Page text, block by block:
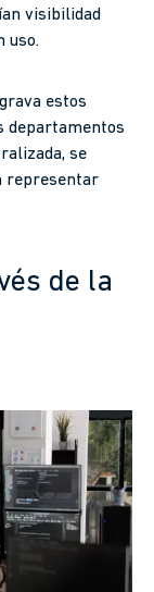
visibilidad
uso.
estos
departamentos
se
representar
de la